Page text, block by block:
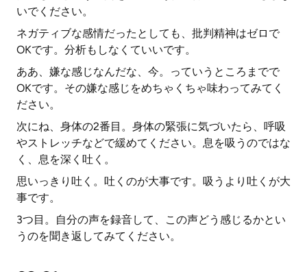
いでください。
ネガティブな感情だったとしても、批判精神はゼロで
OKです。分析もしなくていいです。
ああ、嫌な感じなんだな、今。っていうところまでで
OKです。その嫌な感じをめちゃくちゃ味わってみてく
ださい。
次にね、身体の2番目。身体の緊張に気づいたら、呼吸
やストレッチなどで緩めてください。息を吸うのではな
く、息を深く吐く。
思いっきり吐く。吐くのが大事です。吸うより吐くが大
事です。
3つ目。自分の声を録音して、この声どう感じるかとい
うのを聞き返してみてください。